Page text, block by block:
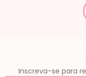
Inscreva-se para